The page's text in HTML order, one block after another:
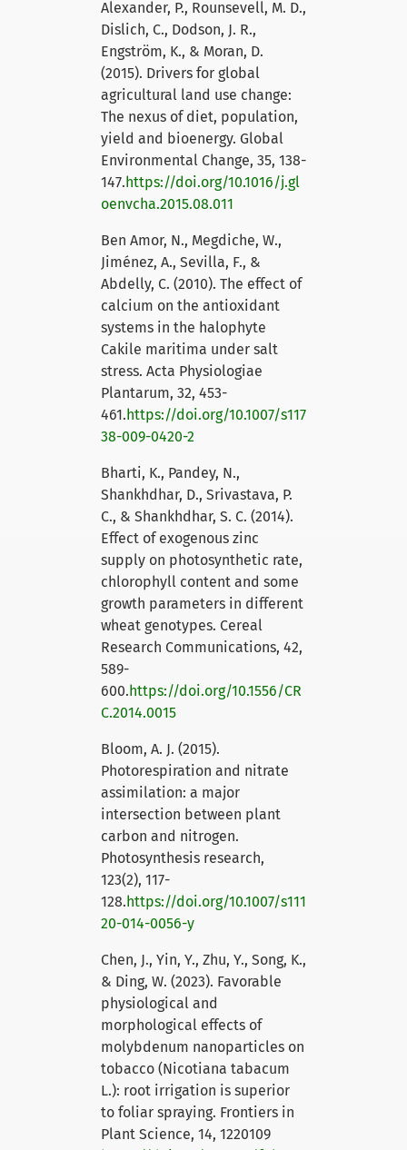
Alexander, P., Rounsevell, M. D.,
Dislich, C., Dodson, J. R.,
Engström, K., & Moran, D.
(2015). Drivers for global
agricultural land use change:
The nexus of diet, population,
yield and bioenergy. Global
Environmental Change, 35, 138-
147.https://doi.org/10.1016/j.gl
oenvcha.2015.08.011
Ben Amor, N., Megdiche, W.,
Jiménez, A., Sevilla, F., &
Abdelly, C. (2010). The effect of
calcium on the antioxidant
systems in the halophyte
Cakile maritima under salt
stress. Acta Physiologiae
Plantarum, 32, 453-
461.https://doi.org/10.1007/s117
38-009-0420-2
Bharti, K., Pandey, N.,
Shankhdhar, D., Srivastava, P.
C., & Shankhdhar, S. C. (2014).
Effect of exogenous zinc
supply on photosynthetic rate,
chlorophyll content and some
growth parameters in different
wheat genotypes. Cereal
Research Communications, 42,
589-
600.https://doi.org/10.1556/CR
C.2014.0015
Bloom, A. J. (2015).
Photorespiration and nitrate
assimilation: a major
intersection between plant
carbon and nitrogen.
Photosynthesis research,
123(2), 117-
128.https://doi.org/10.1007/s111
20-014-0056-y
Chen, J., Yin, Y., Zhu, Y., Song, K.,
& Ding, W. (2023). Favorable
physiological and
morphological effects of
molybdenum nanoparticles on
tobacco (Nicotiana tabacum
L.): root irrigation is superior
to foliar spraying. Frontiers in
Plant Science, 14, 1220109